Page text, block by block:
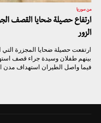
من سوريا
ارتفاع حصيلة ضحايا القصف
الزور
ارتفعت حصيلة ضحايا المجزرة التي
بينهم طفلان وسيدة جراء قصف
فيما واصل الطيران استهداف مدن